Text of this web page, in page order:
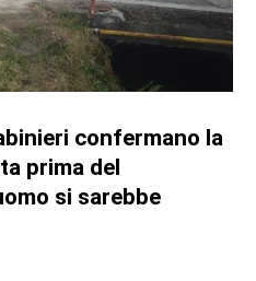
confermano la
prima del
si sarebbe